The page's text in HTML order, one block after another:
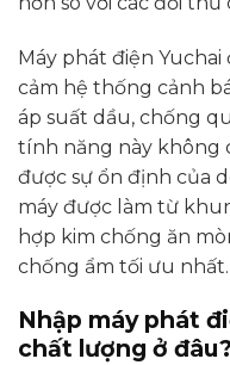
Máy phát điện
cảm hệ thống cảnh
áp suất dầu, chống
tính năng này không
được sự ổn định của
máy được làm từ
hợp kim chống ăn
chống ẩm tối ưu nhất.
Nhập máy phát
chất lượng ở đâu?